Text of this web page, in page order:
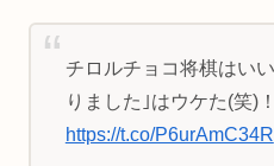
チロルチョコ将棋はい
りました｣はウケた(笑)！
https://t.co/P6urAmC34R